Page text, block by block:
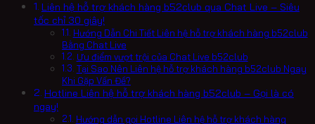
Liên hệ hỗ trợ khách hàng b52club qua Chat Live – Siêu
tốc chỉ 30 giây!
Hướng Dẫn Chi Tiết Liên hệ hỗ trợ khách hàng b52club
Bằng Chat Live
Ưu điểm vượt trội của Chat Live b52club
Tại Sao Nên Liên hệ hỗ trợ khách hàng b52club Ngay
Khi Gặp Vấn Đề?
Hotline Liên hệ hỗ trợ khách hàng b52club – Gọi là có
ngay!
Hướng dẫn gọi Hotline Liên hệ hỗ trợ khách hàng